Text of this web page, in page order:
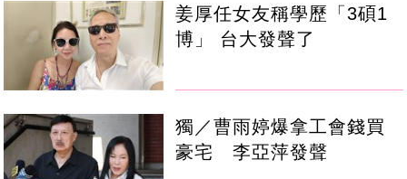
姜厚任女友稱學歷「3碩1
博」 台大發聲了
獨／曹雨婷爆拿工會錢買
豪宅 李亞萍發聲